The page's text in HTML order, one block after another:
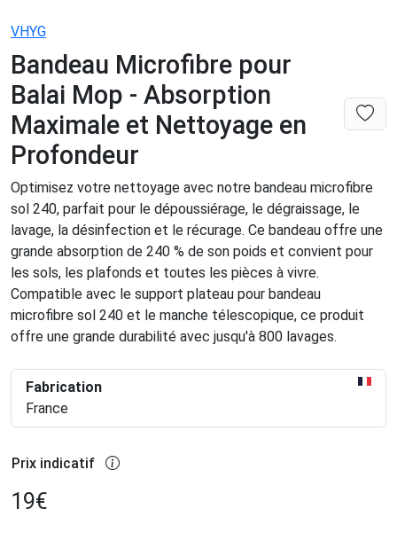
VHYG
Bandeau Microfibre pour
Balai Mop - Absorption
Maximale et Nettoyage en
Profondeur
Optimisez votre nettoyage avec notre bandeau microfibre
sol 240, parfait pour le dépoussiérage, le dégraissage, le
lavage, la désinfection et le récurage. Ce bandeau offre une
grande absorption de 240 % de son poids et convient pour
les sols, les plafonds et toutes les pièces à vivre.
Compatible avec le support plateau pour bandeau
microfibre sol 240 et le manche télescopique, ce produit
offre une grande durabilité avec jusqu'à 800 lavages.
Fabrication
France
Prix indicatif
19€